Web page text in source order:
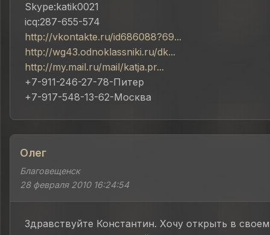
Skype:katik0021
icq:287-655-574
http://vkontakte.ru/id686088?69...
http://wg43.odnoklassniki.ru/dk...
http://my.mail.ru/mail/katja.pr...
+7-911-246-27-78-Питер
+7-917-548-13-62-Москва
Олег
Благовещенск
28 февраля 2010 16:24:54
Здравствуйте Константин. Хочу открыть в